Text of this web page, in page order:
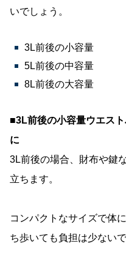
いでしょう。
3L前後の小容量
5L前後の中容量
8L前後の大容量
■3L前後の小容量ウエス
に
3L前後の場合、財布や鍵
立ちます。
コンパクトなサイズで体
ち歩いても負担は少ないで